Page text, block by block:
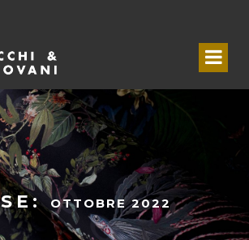
OTTOBRE 2022